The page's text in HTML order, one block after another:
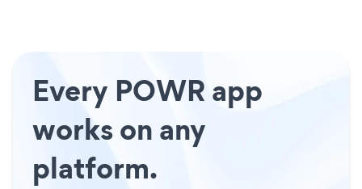
Every POWR app
works on any
platform.